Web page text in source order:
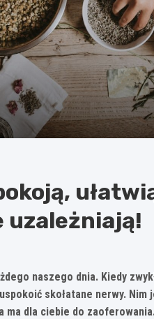
uzależniają!
naszego dnia. Kiedy
skołatane nerwy.
dla ciebie do